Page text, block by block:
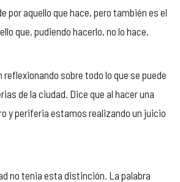
por aquello que hace, pero también es el
que, pudiendo hacerlo, no lo hace.
sobre todo lo que se puede
de la ciudad. Dice que al hacer una
y periferia estamos realizando un juicio
no tenia esta distinción. La palabra